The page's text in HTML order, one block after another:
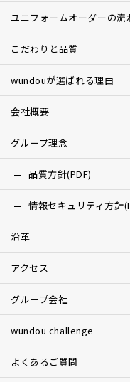
ユニフォームオーダーの流
こだわりと品質
wundouが選ばれる理由
会社概要
グループ理念
品質方針(PDF)
情報セキュリティ方針
沿革
アクセス
グループ会社
wundou challenge
よくあるご質問